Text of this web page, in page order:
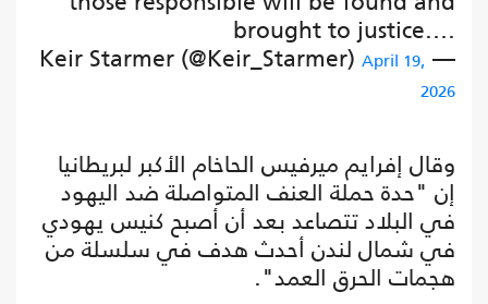
brought to justice.…
— Keir Starmer (@Keir_Starmer)
April 19,
2026
وقال إفرايم ميرفيس الحاخام الأكبر لبريطانيا
إن "حدة حملة العنف المتواصلة ضد اليهود
في البلاد تتصاعد بعد أن أصبح كنيس يهودي
في شمال لندن أحدث هدف في سلسلة من
هجمات الحرق العمد".